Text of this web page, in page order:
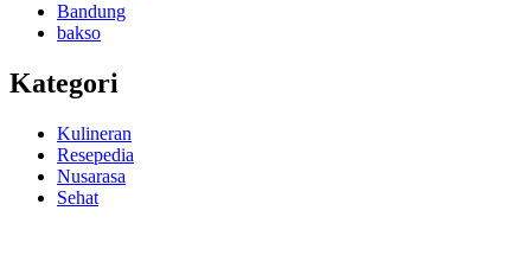
Bandung
bakso
Kategori
Kulineran
Resepedia
Nusarasa
Sehat